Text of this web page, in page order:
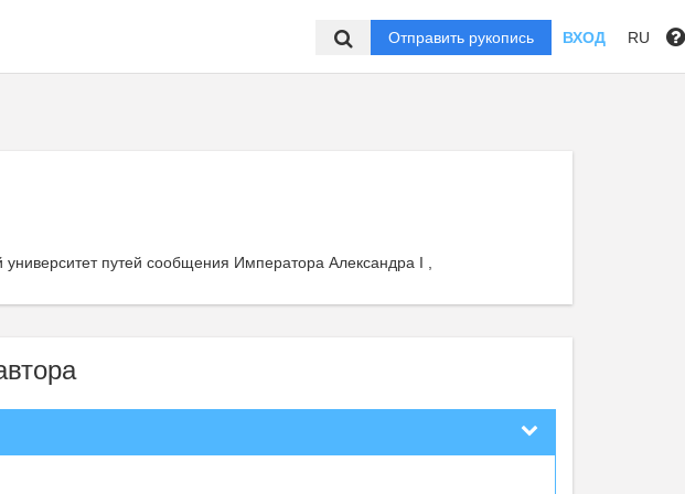
Отправить рукопись ВХОД RU
университет путей сообщения Императора Александра I ,